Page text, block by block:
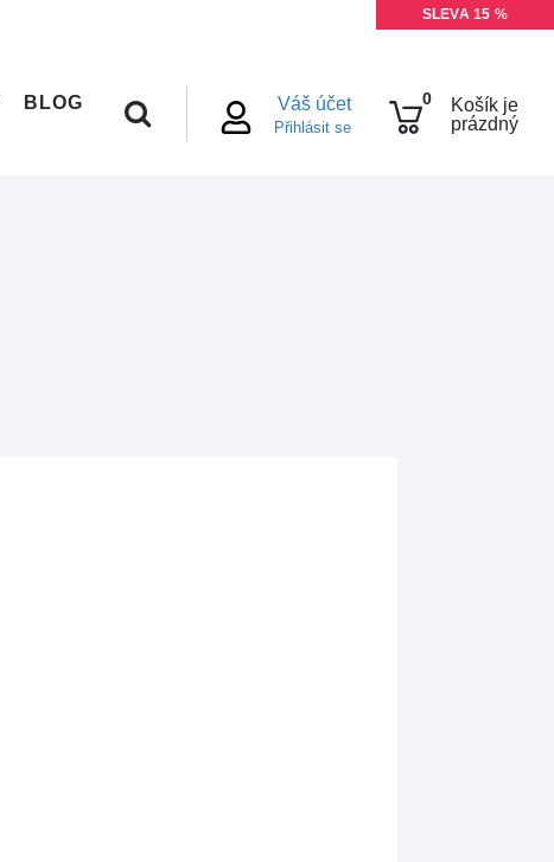
Váš účet
Přihlásit se
0
Košík je
prázdný
BLOG
SLEVA 15 %